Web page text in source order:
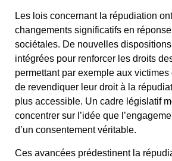
Les lois concernant la répudiation
changements significatifs en
sociétales. De nouvelles
intégrées pour renforcer les droits
permettant par exemple aux
de revendiquer leur droit à la
plus accessible. Un cadre législatif
concentrer sur l’idée que
d’un consentement véritable.
Ces avancées prédestinent la